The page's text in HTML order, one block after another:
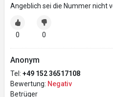
Angeblich sei die Nummer nicht
0 0
Anonym
Tel: +49 152 36517108
Bewertung: Negativ
Betrüger